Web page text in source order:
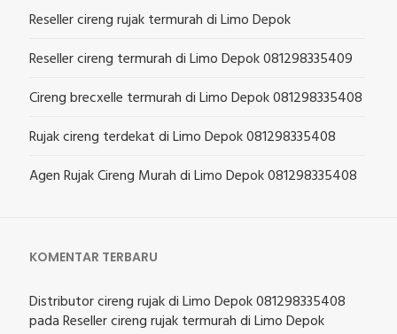
Reseller cireng rujak termurah di Limo Depok
Reseller cireng termurah di Limo Depok 081298335409
Cireng brecxelle termurah di Limo Depok 081298335408
Rujak cireng terdekat di Limo Depok 081298335408
Agen Rujak Cireng Murah di Limo Depok 081298335408
KOMENTAR TERBARU
Distributor cireng rujak di Limo Depok 081298335408
padaReseller cireng rujak termurah di Limo Depok